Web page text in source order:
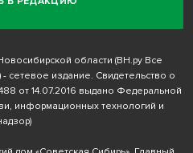
области (ВН.ру Все
сетевое издание. Свидетельство о
от 14.07.2016 выдано Федеральной
информационных технологий и